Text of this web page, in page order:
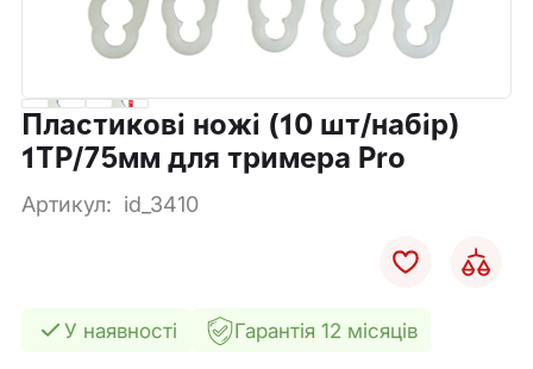
Пластикові ножі (10 шт/набір)
1TP/75мм для тримера Pro
Артикул: id_3410
У наявності Гарантія 12 місяців